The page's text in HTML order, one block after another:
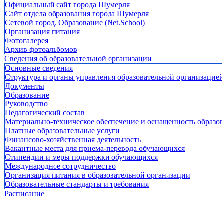
Официальный сайт города Шумерля
Сайт отдела образования города Шумерля
Сетевой город. Образование (Net.School)
Организация питания
Фотогалерея
Архив фотоальбомов
Сведения об образовательной организации
Основные сведения
Структура и органы управления образовательной
Документы
Образование
Руководство
Педагогический состав
Материально-техническое обеспечение и оснащенность
Платные образовательные услуги
Финансово-хозяйственная деятельность
Вакантные места для приема-перевода обучающихся
Стипендии и меры поддержки обучающихся
Международное сотрудничество
Организация питания в образовательной организации
Образовательные стандарты и требования
Расписание